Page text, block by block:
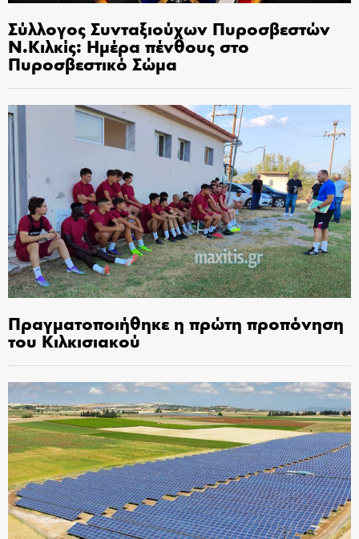
Σύλλογος Συνταξιούχων Πυροσβεστών
Ν.Κιλκίς: Ημέρα πένθους στο
Πυροσβεστικό Σώμα
Πραγματοποιήθηκε η πρώτη προπόνηση
του Κιλκισιακού